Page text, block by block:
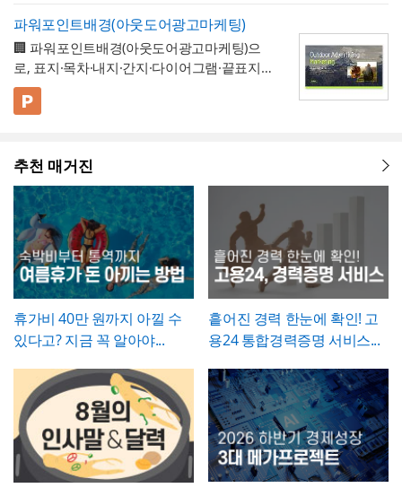
정" 등 적정 수준으로 기재하는 것이 일반적이
며, 필요한 경우에만 구체적인 사유를 명시하
는 것이 좋습니다. 이 확인서를 발급한 이후에
는 반드시 4대보험 관련 신고(납부예외 신청
등)가 함께 이루어졌는지 확인하고, 급여대장
두 명확히 인지하고 있어야 합니다.
고란에 그 사유를 구체적으로 남겨, 나중에 왜
수량 차이가 발생했는지 근거를 확인할 수 있
도록 하는 것이 중요합니다. 특이사항란에는
작업 중 발견된 예상치 못한 사항(부식, 노후
배선 등)과 그에 대한 처리 결과를 함께 기록
해, 계약 범위를 벗어난 추가 작업이 있었다면
랍니다. 하자여부는 실제 현장 점검 결과에 따
라 정확히 체크하고, 하자가 있는 경우에는 내
용을 구체적으로 기재해 향후 보수 책임의 근
거로 삼을 수 있도록 하는 것이 좋습니다. 마
지막으로 발주처와 시공사 양측의 서명은 실
제 현장 검수에 참여한 담당자가 직접 하도록
하여, 이 확인서가 형식적 서류가 아니라 실질
적인 검증을 거친 문서로서의 효력을 갖도록
관리하시기 바랍니다.
개선 과제를 하나의 표준 양식으로 통일 관리
가능
- 현황 및 문제점 섹션을 현황과 문제점으로
나누어 구성해, 단순 현상 나열이 아니라
개선이 필요한지 논리적 인과관계를 명확히
제시
- 개선 목표와 기대효과를 구분해, 무엇을 이
룰 것인지(목표)와 그 결과 무엇이 좋아지는지
(효과)를 별도로 서술함으로써 보고받는 결재
권자가
- 단계별 실행 계획표에 담당자와 주차별 일정
(0월0주~0월0주)을 매트릭스 형태로 배치해,
측면에서도 함께 검토
💡 작성 팁
개선 계획서는 현황과 문제점을 최대한 구체
적인 수치로 제시하는 것이 설득력의 핵심
입
니다. "노후화되었다", "느리다"처럼 막연한
표현 대신 실제 사용연수, 장애 발생 빈도, 소
요 시간 등 정량적 근거를 제시하면 개선의 필
요성이 훨씬 명확하게 전달됩니다. 개선 목표
는 문제점에서 언급한 리스크가 해소되는 방
향으로 구체적으로 서술하고, 기대효과는 가
능한 한 수치화(업무시간 단축 몇 시간, 만족
도 개선 등)해 목표와의 인과관계가 드러나도
록 작성하는 것이 좋습니다.
파워포인트배경(아웃도어광고마케팅)
🏢 파워포인트배경(아웃도어광고마케팅)으
로, 표지·목차·내지·간지·다이어그램·끝표지로
구성된 비즈니스 프레젠테이션 템플릿입니
다. 블랙 배경과 강렬한 라임그린 포인트 컬러
보를 전달할 수 있도록 디자인되었습니다. 내
지는 깔끔한 그레이 톤으로 정리되어 있어 복
잡한 내용도 가독성 있게 담을 수 있으며, 아
웃도어 광고 마케팅 제안서부터 미디어 매체
소개서, 광고 캠페인 기획안, 브랜드 마케팅
전략서까지 다양한 문서를 보기 쉽게 제작할
수 있습니다. 광고대행사의 옥외광고 매체 소
개, 브랜드의 캠페인 기획 발표, 마케팅 대행
제안, 미디어 플래닝 보고 자료 등 실무에 필
요한 내용을 효과적으로 정리할 수 있으며, 광
광고 업체 등 다양한 분야에서 활용하기 좋습
니다. 특히 임팩트 있고 트렌디한 톤으로 크리
에이티브한 인상을 남겨야 하는 실무자와 기
획자에게 추천하는 템플릿입니다.
💡 사용 꿀팁
케팅 대행 제안서 등으로 다양하게 활용할 수
있습니다.
▪️ 다이어그램 페이지를 활용하면 캠페인 진행
프로세스, 매체 집행 일정, 성과 지표 등을 한
눈에 보기 쉽게 정리할 수 있습니다.
▪️ 문구와 이미지 교체만으로 옥외광고 매체 제
안서, 브랜드 마케팅 전략서, 광고 실적 보고
자료 등 다양한 주제로 응용 가능합니다.
▪️ 블랙&라임그린의 강렬한 컬러 대비 덕분에
발표 자료를 만들 때 감각적이고 임팩트 있는
인상을 남길 수 있습니다.
* 해당 템플릿에 사용된 폰트는 [ Cafe24 PRO
Slim Max ] 입니다.
폰트가 없을 경우 기본 폰트로 보입니다.
* 폰트는 따로 제공되지 않으므로 다운로드
파워포인트 > 배경템플릿 > 비즈니스/금융
배경템플릿 12P
추천 매거진
휴가비 40만 원까지 아낄 수
있다고? 지금 꼭 알아야...
흩어진 경력 한눈에 확인! 고
용24 통합경력증명 서비스...